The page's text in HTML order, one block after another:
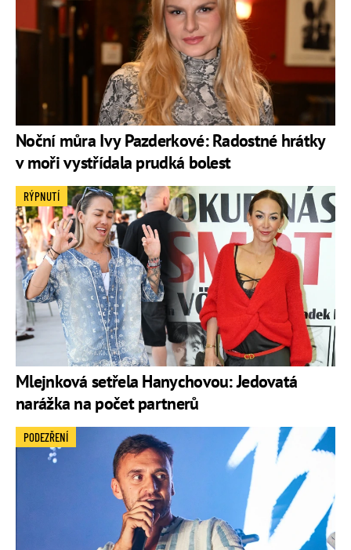
Noční můra Ivy Pazderkové: Radostné hrátky
v moři vystřídala prudká bolest
Mlejnková setřela Hanychovou: Jedovatá
narážka na počet partnerů
RÝPNUTÍ
PODEZŘENÍ